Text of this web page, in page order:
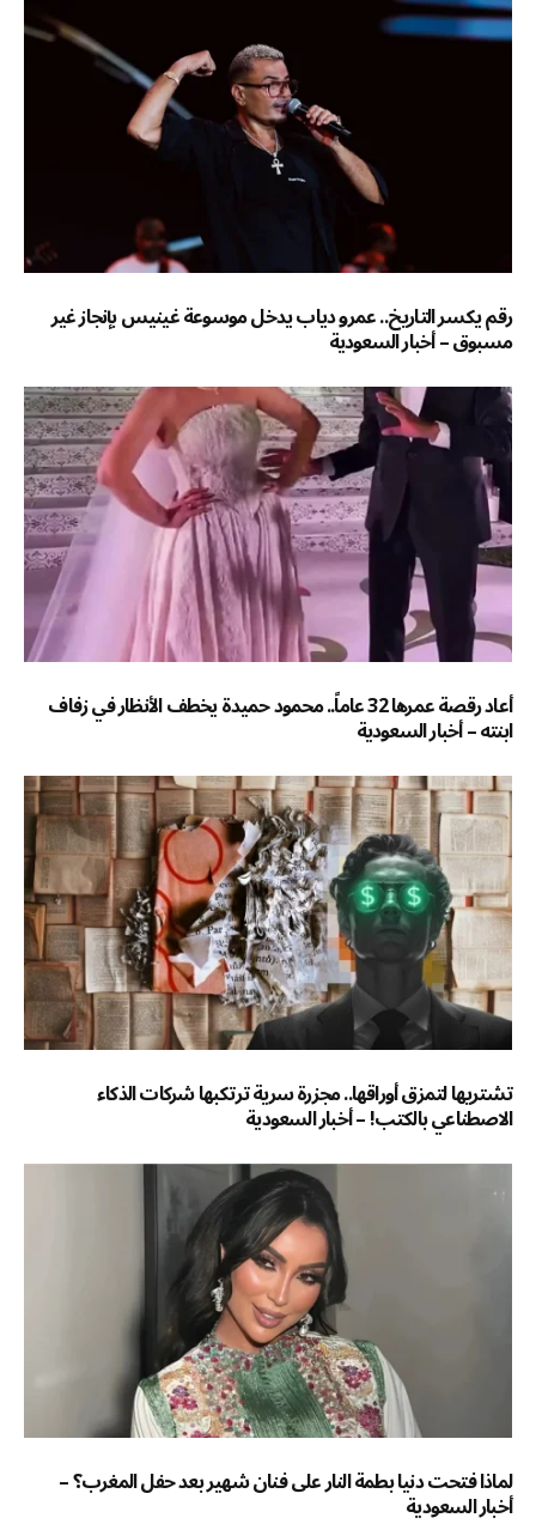
رقم يكسر التاريخ.. عمرو دياب يدخل موسوعة غينيس بإنجاز غير
مسبوق – أخبار السعودية
أعاد رقصة عمرها 32 عاماً.. محمود حميدة يخطف الأنظار في زفاف
ابنته – أخبار السعودية
تشتريها لتمزق أوراقها.. مجزرة سرية ترتكبها شركات الذكاء
الاصطناعي بالكتب! – أخبار السعودية
لماذا فتحت دنيا بطمة النار على فنان شهير بعد حفل المغرب؟ –
أخبار السعودية